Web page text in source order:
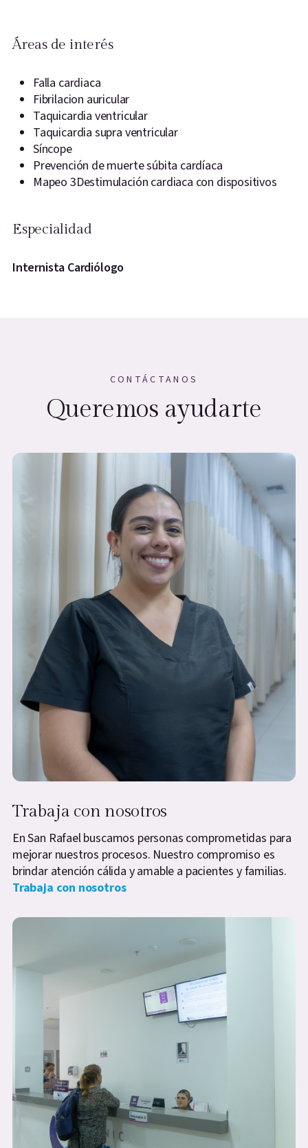
Áreas de interés
Falla cardiaca
Fibrilacion auricular
Taquicardia ventricular
Taquicardia supra ventricular
Síncope
Prevención de muerte súbita cardíaca
Mapeo 3Destimulación cardiaca con dispositivos
Especialidad
Internista Cardiólogo
CONTÁCTANOS
Queremos ayudarte
Trabaja con nosotros
En San Rafael buscamos personas comprometidas para
mejorar nuestros procesos. Nuestro compromiso es
brindar atención cálida y amable a pacientes y familias.
Trabaja con nosotros